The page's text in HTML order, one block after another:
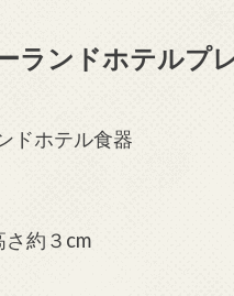
ランドホテルプ
さ約３cm